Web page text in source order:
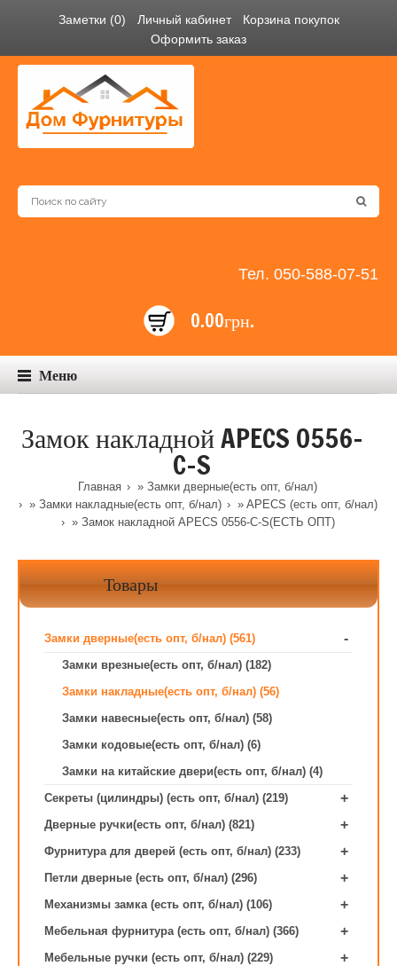
Заметки (0) Личный кабинет
Корзина покупок
Оформить заказ
Тел. 050-588-07-51
0.00грн.
Меню
Замок накладной APECS 0556-
C-S
Главная » Замки дверные(есть опт, б/нал)
» Замки накладные(есть опт, б/нал) » APECS (есть опт, б/нал)
» Замок накладной APECS 0556-C-S(ЕСТЬ ОПТ)
Товары
Замки дверные(есть опт, б/нал) (561) -
Замки врезные(есть опт, б/нал) (182)
Замки накладные(есть опт, б/нал) (56)
Замки навесные(есть опт, б/нал) (58)
Замки кодовые(есть опт, б/нал) (6)
Замки на китайские двери(есть опт, б/нал) (4)
Секреты (цилиндры) (есть опт, б/нал) (219)
+
Дверные ручки(есть опт, б/нал) (821) +
Фурнитура для дверей (есть опт, б/нал) (233) +
Петли дверные (есть опт, б/нал) (296) +
Механизмы замка (есть опт, б/нал) (106) +
Мебельная фурнитура (есть опт, б/нал) (366) +
Мебельные ручки (есть опт, б/нал) (229) +